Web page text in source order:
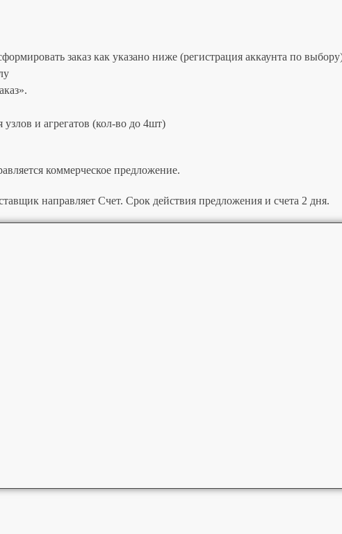
заказ как указано ниже (регистрация аккаунта по
и агрегатов (кол-во до 4шт)
коммерческое предложение.
направляет Счет. Срок действия предложения и счета 2 дня.